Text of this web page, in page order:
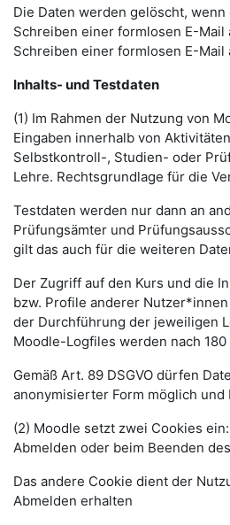
Die Daten werden gelöscht,
Schreiben einer formlosen E-
Schreiben einer formlosen E-
Inhalts- und Testdaten
(1) Im Rahmen der Nutzung von
Eingaben innerhalb von
Selbstkontroll-, Studien- oder
Lehre. Rechtsgrundlage für die
Testdaten werden nur dann an
Prüfungsämter und
gilt das auch für die weiteren
Der Zugriff auf den Kurs und die
bzw. Profile anderer
der Durchführung der jeweiligen
Moodle-Logfiles werden nach
Gemäß Art. 89 DSGVO dürfen
anonymisierter Form möglich
(2) Moodle setzt zwei Cookies
Abmelden oder beim Beenden
Das andere Cookie dient der
Abmelden erhalten